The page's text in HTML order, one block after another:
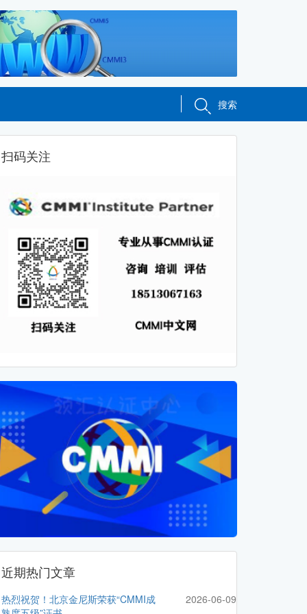
搜索
扫码关注
近期热门文章
热烈祝贺！北京金尼斯荣获“CMMI成
2026-06-09